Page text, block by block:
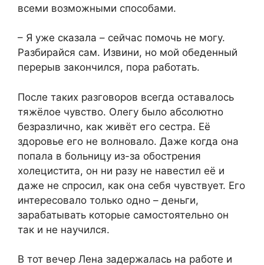
всеми возможными способами.
– Я уже сказала – сейчас помочь не могу.
Разбирайся сам. Извини, но мой обеденный
перерыв закончился, пора работать.
После таких разговоров всегда оставалось
тяжёлое чувство. Олегу было абсолютно
безразлично, как живёт его сестра. Её
здоровье его не волновало. Даже когда она
попала в больницу из-за обострения
холецистита, он ни разу не навестил её и
даже не спросил, как она себя чувствует. Его
интересовало только одно – деньги,
зарабатывать которые самостоятельно он
так и не научился.
В тот вечер Лена задержалась на работе и